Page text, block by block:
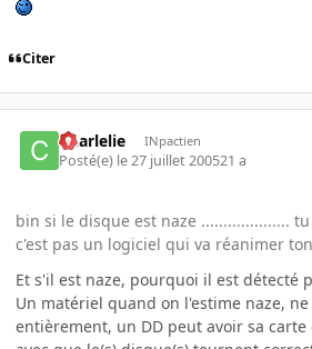
Citer
Charlelie INpactien
Posté(e) le 27 juillet 200521 a
bin si le disque est naze ....................
c'est pas un logiciel qui va réanimer
Et s'il est naze, pourquoi il est détecté
Un matériel quand on l'estime naze,
entièrement, un DD peut avoir sa